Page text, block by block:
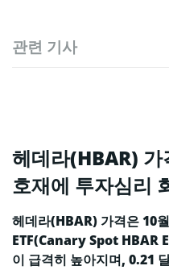
관련 기사
헤데라(HBAR) 가
호재에 투자심리
헤데라(HBAR) 가격은 10
ETF(Canary Spot HBAR
이 급격히 높아지며, 0.21